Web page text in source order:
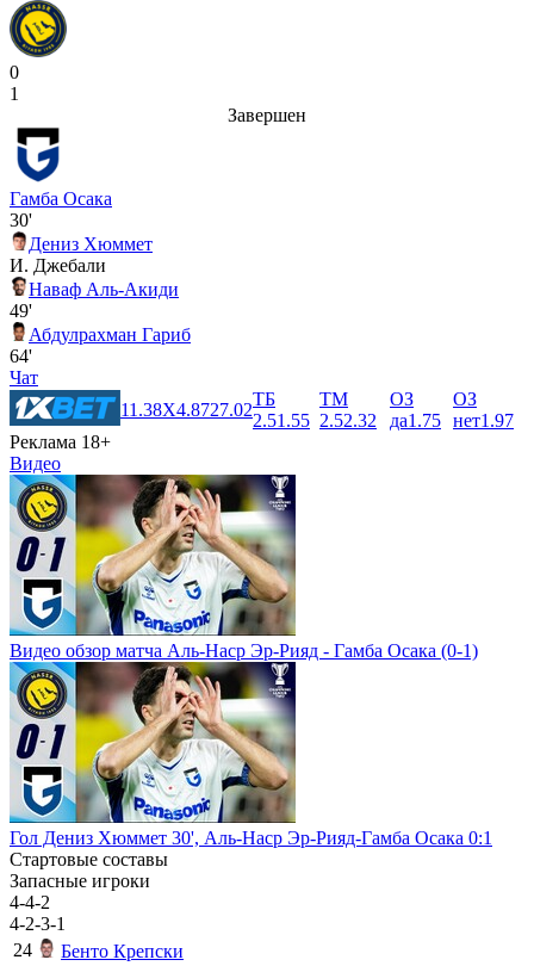
0
1
Завершен
Гамба Осака
30'
Дениз Хюммет
И. Джебали
Наваф Аль-Акиди
49'
Абдулрахман Гариб
64'
Чат
11.38X4.8727.02
ТБ
2.51.55
ТМ
2.52.32
ОЗ
да1.75
ОЗ
нет1.97
Реклама 18+
Видео
Видео обзор матча Аль-Наср Эр-Рияд - Гамба Осака (0-1)
Гол Дениз Хюммет 30', Аль-Наср Эр-Рияд-Гамба Осака 0:1
Стартовые составы
Запасные игроки
4-4-2
4-2-3-1
24
Бенто Крепски